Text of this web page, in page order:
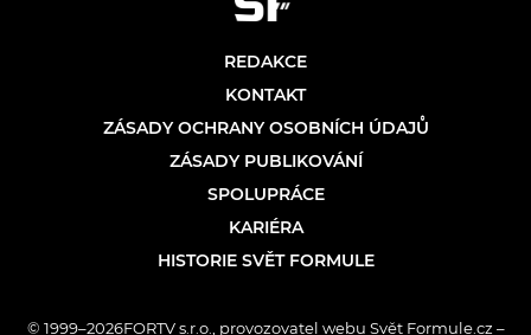
REDAKCE
KONTAKT
ZÁSADY OCHRANY OSOBNÍCH ÚDAJŮ
ZÁSADY PUBLIKOVÁNÍ
SPOLUPRÁCE
KARIÉRA
HISTORIE SVĚT FORMULE
© 1999–2026FORTV s.r.o., provozovatel webu Svět Formule.cz –